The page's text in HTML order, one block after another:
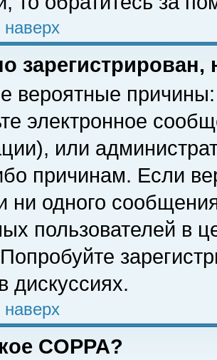
наверх
вероятные
электронное
или
причинам. Если
ни одного
пользователей в
дискуссиях.
наверх
COPPA?